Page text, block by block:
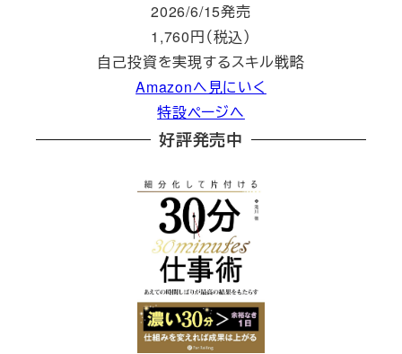
2026/6/15発売
1,760円（税込）
自己投資を実現するスキル戦略
Amazonへ見にいく
特設ページへ
好評発売中